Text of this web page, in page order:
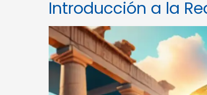
Introducción a la